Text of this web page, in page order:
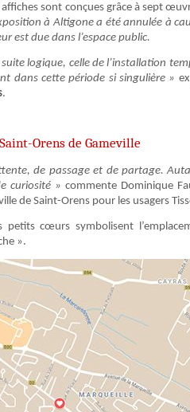
sont conçues grâce à sept
à Altigone a été annulée à
est due dans l’espace public.
logique, celle de l’installation
dans cette période si singulière »
.
Orens de Gameville
de passage et de partage.
curiosité » commente Dominique
de Saint-Orens pour les usagers
petits cœurs symbolisent
».